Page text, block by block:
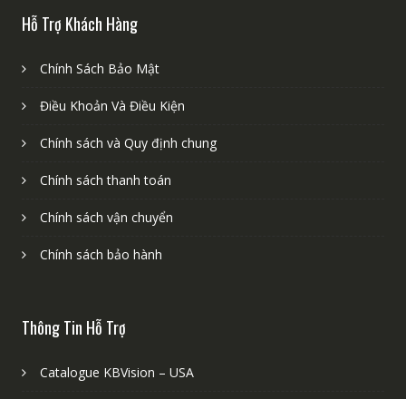
Hỗ Trợ Khách Hàng
Chính Sách Bảo Mật
Điều Khoản Và Điều Kiện
Chính sách và Quy định chung
Chính sách thanh toán
Chính sách vận chuyển
Chính sách bảo hành
Thông Tin Hỗ Trợ
Catalogue KBVision – USA